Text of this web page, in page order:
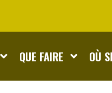
QUE FAIRE OÙ